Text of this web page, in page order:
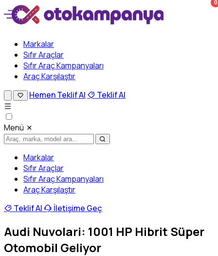
Markalar
Sıfır Araçlar
Sıfır Araç Kampanyaları
Araç Karşılaştır
0
Hemen Teklif Al Teklif Al
Menü
Markalar
Sıfır Araçlar
Sıfır Araç Kampanyaları
Araç Karşılaştır
Teklif Al
İletişime Geç
Audi Nuvolari: 1001 HP Hibrit Süper
Otomobil Geliyor